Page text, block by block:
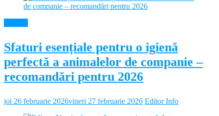
Sfaturi esențiale pentru o igienă
perfectă a animalelor de companie –
recomandări pentru 2026
joi 26 februarie 2026vineri 27 februarie 2026 Editor Info